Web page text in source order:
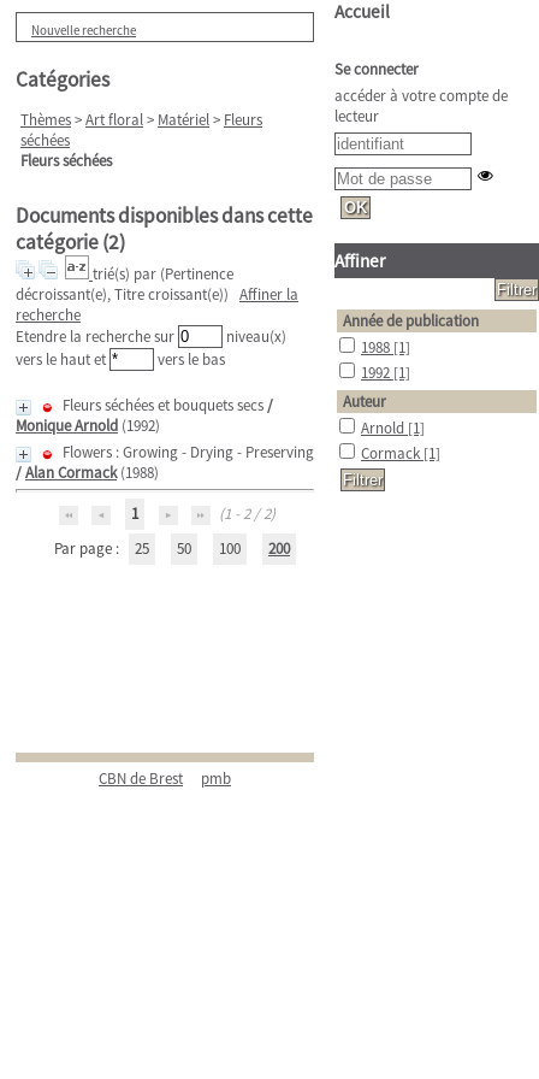
Nouvelle recherche
Catégories
Thèmes>Art floral> Matériel> Fleurs
séchées
Fleurs séchées
Documents disponibles dans cette
catégorie (2)
trié(s) par (Pertinence
décroissant(e), Titre croissant(e)) Affiner la
recherche
Etendre la recherche sur
niveau(x)
vers le haut et
vers le bas
Fleurs séchées et bouquets secs/
Monique Arnold (1992)
Flowers : Growing - Drying - Preserving
/Alan Cormack(1988)
1
(1 - 2 / 2)
Par page :
25 50 100 200
CBN de Brest pmb
Accueil
Se connecter
accéder à votre compte de
lecteur
Affiner
Année de publication
1988 [1]
1992 [1]
Auteur
Arnold [1]
Cormack [1]